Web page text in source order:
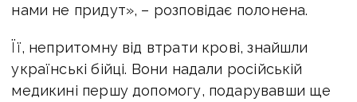
нами не придут», – розповідає полонена.
Її, непритомну від втрати крові, знайшли
українські бійці. Вони надали російській
медикині першу допомогу, подарувавши ще